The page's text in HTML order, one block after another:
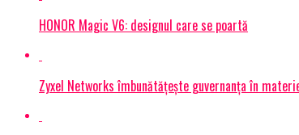
HONOR Magic V6: designul care se poartă
Zyxel Networks îmbunătățește guvernanța în